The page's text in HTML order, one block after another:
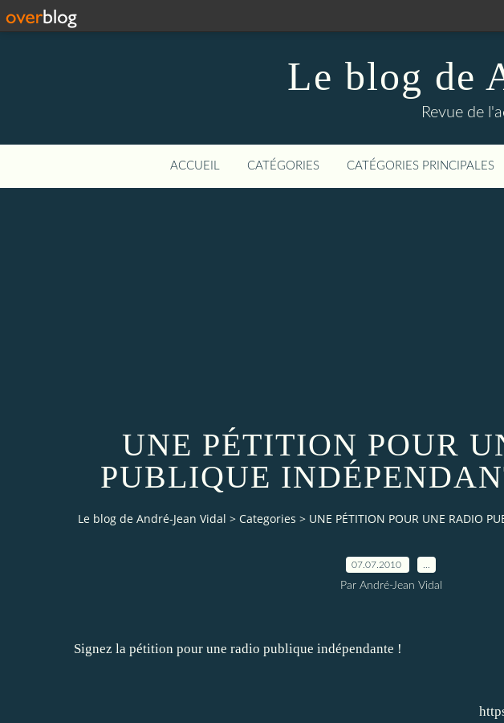
Le blog de
Revue de
ACCUEIL CATÉGORIES CATÉGORIES PRINCIPALES
UNE PÉTITION POUR
PUBLIQUE
Le blog de André-Jean Vidal > Categories > UNE PÉTITION POUR UNE RADIO
07.07.2010
Par André-Jean Vidal
Signez la pétition pour une radio publique indépendante !